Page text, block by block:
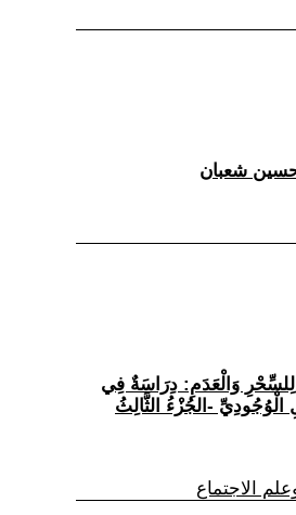
لِلسِّحْرِ وَالْعَدَمِ: دِرَاسَةٌ فِي
الْوُجُودِيِّ -الجُزْءُ الثَّالِثُ
الاجتماع